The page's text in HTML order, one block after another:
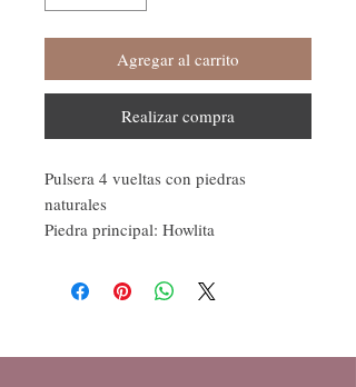
Agregar al carrito
Realizar compra
Pulsera 4 vueltas con piedras
naturales
Piedra principal: Howlita
El cuarzo se cree que amplifica la
energía y el pensamiento, limpia
mejora la concentración y promueve